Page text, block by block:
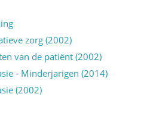
zorg (2002)
van de patiënt (2002)
- Minderjarigen (2014)
(2002)